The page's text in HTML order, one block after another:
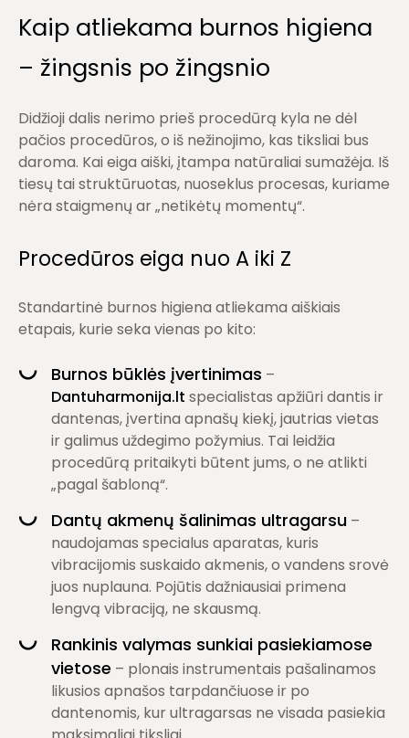
Kaip atliekama burnos higiena
– žingsnis po žingsnio
Didžioji dalis nerimo prieš procedūrą kyla ne dėl
pačios procedūros, o iš nežinojimo, kas tiksliai bus
daroma. Kai eiga aiški, įtampa natūraliai sumažėja. Iš
tiesų tai struktūruotas, nuoseklus procesas, kuriame
nėra staigmenų ar „netikėtų momentų“.
Procedūros eiga nuo A iki Z
Standartinė burnos higiena atliekama aiškiais
etapais, kurie seka vienas po kito:
Burnos būklės įvertinimas –
Dantuharmonija.lt specialistas apžiūri dantis ir
dantenas, įvertina apnašų kiekį, jautrias vietas
ir galimus uždegimo požymius. Tai leidžia
procedūrą pritaikyti būtent jums, o ne atlikti
„pagal šabloną“.
Dantų akmenų šalinimas ultragarsu –
naudojamas specialus aparatas, kuris
vibracijomis suskaido akmenis, o vandens srovė
juos nuplauna. Pojūtis dažniausiai primena
lengvą vibraciją, ne skausmą.
Rankinis valymas sunkiai pasiekiamose
vietose – plonais instrumentais pašalinamos
likusios apnašos tarpdančiuose ir po
dantenomis, kur ultragarsas ne visada pasiekia